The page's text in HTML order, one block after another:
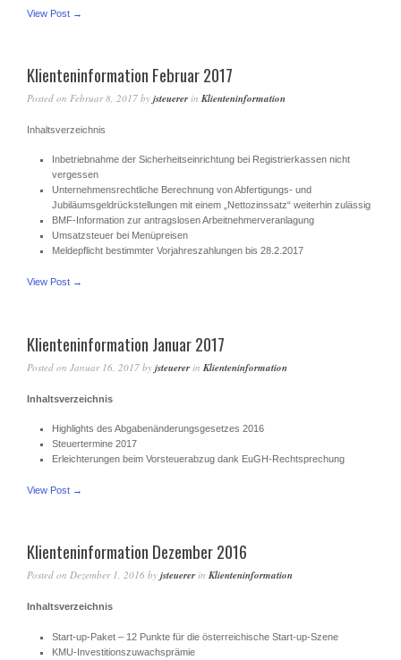
View Post →
Klienteninformation Februar 2017
Posted on Februar 8, 2017 by jsteuerer in Klienteninformation
Inhaltsverzeichnis
Inbetriebnahme der Sicherheitseinrichtung bei Registrierkassen nicht
vergessen
Unternehmensrechtliche Berechnung von Abfertigungs- und
Jubiläumsgeldrückstellungen mit einem „Nettozinssatz“ weiterhin zulässig
BMF-Information zur antragslosen Arbeitnehmerveranlagung
Umsatzsteuer bei Menüpreisen
Meldepflicht bestimmter Vorjahreszahlungen bis 28.2.2017
View Post →
Klienteninformation Januar 2017
Posted on Januar 16, 2017 by jsteuerer in Klienteninformation
Inhaltsverzeichnis
Highlights des Abgabenänderungsgesetzes 2016
Steuertermine 2017
Erleichterungen beim Vorsteuerabzug dank EuGH-Rechtsprechung
View Post →
Klienteninformation Dezember 2016
Posted on Dezember 1, 2016 by jsteuerer in Klienteninformation
Inhaltsverzeichnis
Start-up-Paket – 12 Punkte für die österreichische Start-up-Szene
KMU-Investitionszuwachsprämie